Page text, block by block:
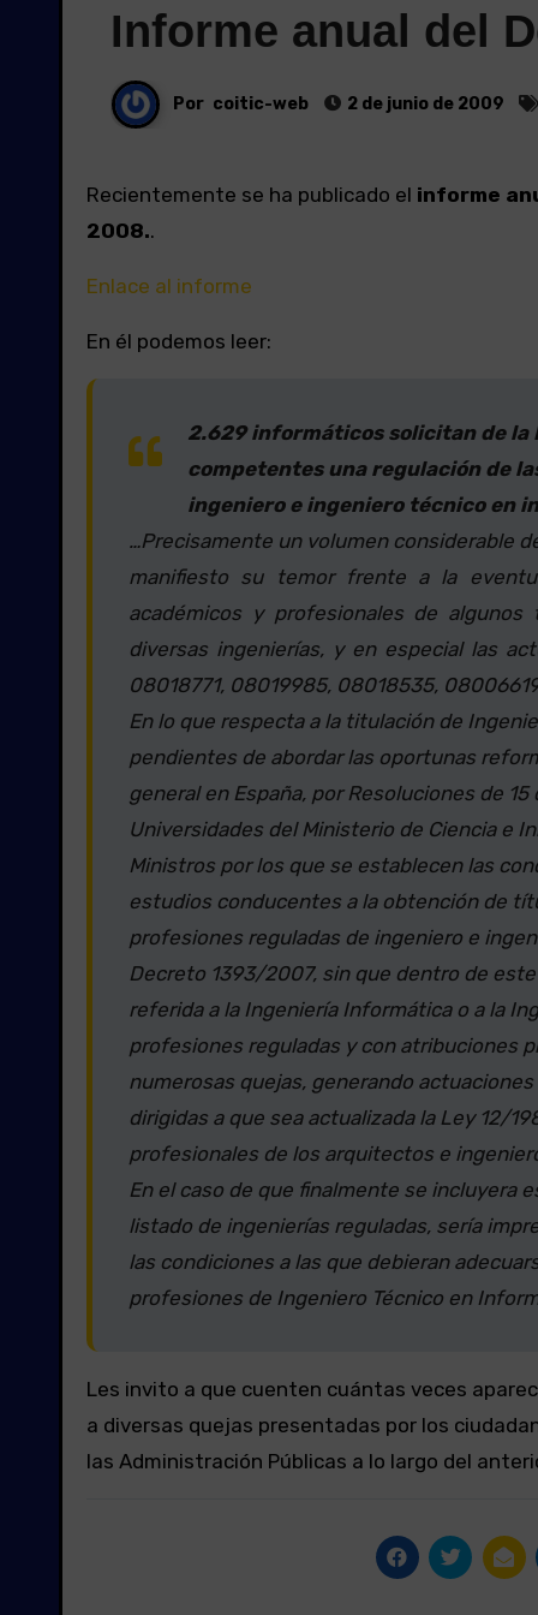
Informe anual del
Por coitic-web 2 de junio de 2009
Recientemente se ha publicado el informe
2008..
Enlace al informe
En él podemos leer:
2.629 informáticos solicitan de
competentes una regulación de
ingeniero e ingeniero técnico en
…Precisamente un volumen considerable
manifiesto su temor frente a la
académicos y profesionales de
diversas ingenierías, y en especial las
08018771, 08019985, 08018535,
En lo que respecta a la titulación de
pendientes de abordar las oportunas
general en España, por Resoluciones de
Universidades del Ministerio de Ciencia e
Ministros por los que se establecen las
estudios conducentes a la obtención de
profesiones reguladas de ingeniero e
Decreto 1393/2007, sin que dentro de
referida a la Ingeniería Informática o a la
profesiones reguladas y con atribuciones
numerosas quejas, generando
dirigidas a que sea actualizada la Ley 12/
profesionales de los arquitectos e
En el caso de que finalmente se incluyera
listado de ingenierías reguladas, sería
las condiciones a las que debieran
profesiones de Ingeniero Técnico en
Les invito a que cuenten cuántas veces
a diversas quejas presentadas por los
las Administración Públicas a lo largo del